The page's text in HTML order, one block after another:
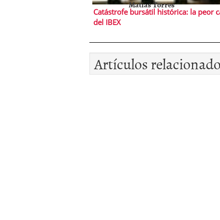
Catástrofe bursátil histórica: la peor
del IBEX
Matias Torres
Artículos